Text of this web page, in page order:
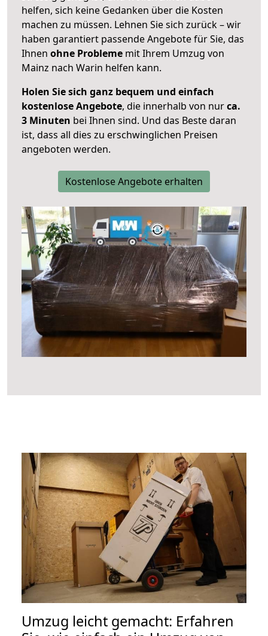
helfen, sich keine Gedanken über die Kosten
machen zu müssen. Lehnen Sie sich zurück – wir
haben garantiert passende Angebote für Sie, das
Ihnen ohne Probleme mit Ihrem Umzug von
Mainz nach Warin helfen kann.
Holen Sie sich ganz bequem und einfach
kostenlose Angebote, die innerhalb von nurca.
3 Minuten bei Ihnen sind. Und das Beste daran
ist, dass all dies zu erschwinglichen Preisen
angeboten werden.
Kostenlose Angebote erhalten
Umzug leicht gemacht: Erfahren